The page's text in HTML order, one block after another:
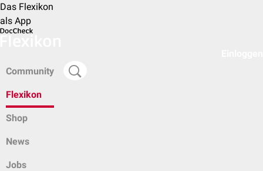
Das Flexikon
als App
Community
Flexikon
Shop
News
Jobs